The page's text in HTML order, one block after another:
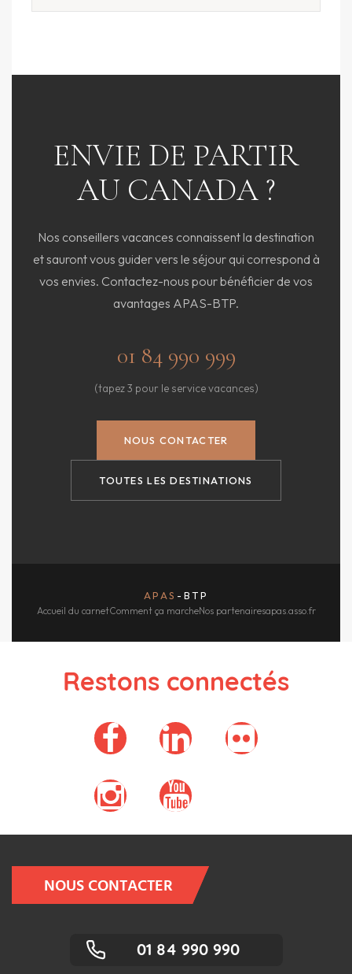
ENVIE DE PARTIR
AU CANADA ?
Nos conseillers vacances connaissent la destination
et sauront vous guider vers le séjour qui correspond à
vos envies. Contactez-nous pour bénéficier de vos
avantages APAS-BTP.
01 84 990 999
(tapez 3 pour le service vacances)
NOUS CONTACTER
TOUTES LES DESTINATIONS
APAS -BTP
Accueil du carnetComment ça marcheNos partenairesapas.asso.fr
Restons connectés
NOUS CONTACTER
01 84 990 990